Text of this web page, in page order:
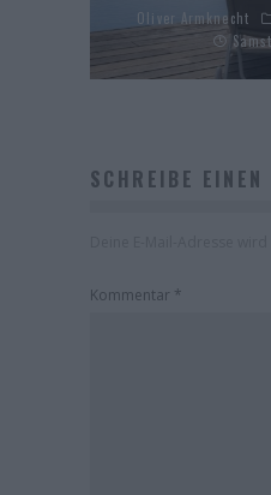
Oliver Armknecht
SCHREIBE EINEN
Kommentar *